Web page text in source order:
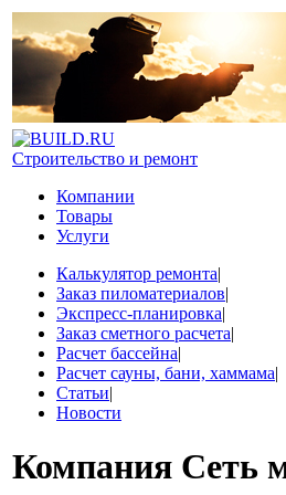
Строительство и ремонт
Компании
Товары
Услуги
Калькулятор ремонта|
Заказ пиломатериалов|
Экспресс-планировка|
Заказ сметного расчета|
Расчет бассейна|
Расчет сауны, бани, хаммама|
Статьи|
Новости
Компания Сеть